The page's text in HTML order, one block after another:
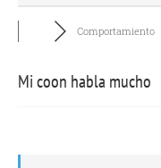
Comportamiento
Mi coon habla mucho